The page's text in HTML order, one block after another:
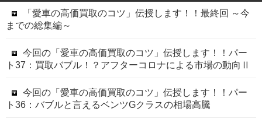
「愛車の高価買取のコツ」伝授します！！最終回 ～今
までの総集編～
今回の「愛車の高価買取のコツ」伝授します！！パー
ト37：買取バブル！？アフターコロナによる市場の動向Ⅱ
今回の「愛車の高価買取のコツ」伝授します！！パー
ト36：バブルと言えるベンツGクラスの相場高騰